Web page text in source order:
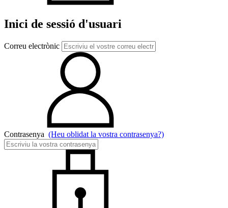
Inici de sessió d'usuari
Correu electrònic
Contrasenya (Heu oblidat la vostra contrasenya?)